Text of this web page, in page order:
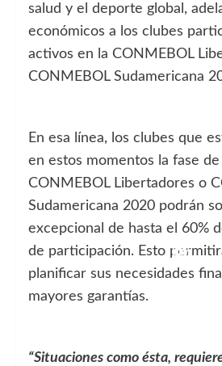
salud y el deporte global,
económicos a los clubes
activos en la CONMEBOL
CONMEBOL Sudamericana
En esa línea, los clubes que
en estos momentos la fase
CONMEBOL Libertadores o
Sudamericana 2020 podrán
excepcional de hasta el 60%
de participación. Esto
planificar sus necesidades
mayores garantías.
“Situaciones como ésta,